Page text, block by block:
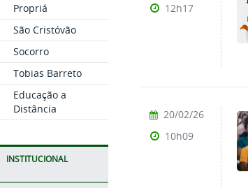
Propriá
São Cristóvão
Socorro
Tobias Barreto
Educação a
Distância
INSTITUCIONAL
12h17
20/02/26
10h09